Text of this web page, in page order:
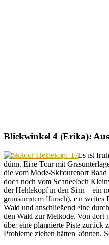
Blickwinkel 4 (Erika):
Es ist
dünn. Eine Tour mit
die vom Mode-Skitourenort
doch noch vom Schneeloch
der Hehlekopf in den Sinn – ein
grausamstem Harsch), ein
Wald und anschließend eine
den Wald zur Melköde. Von dort
über eine plannierte Piste zurück
Probleme ziehen hätten können.